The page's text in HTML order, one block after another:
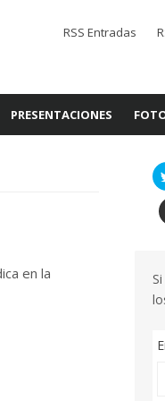
RSS Entradas
PRESENTACIONES
en la